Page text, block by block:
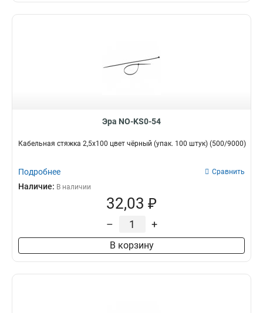
Эра NO-KS0-54
Кабельная стяжка 2,5х100 цвет чёрный (упак. 100 штук) (500/9000)
Подробнее Сравнить
Наличие: В наличии
32,03 ₽
– +
В корзину